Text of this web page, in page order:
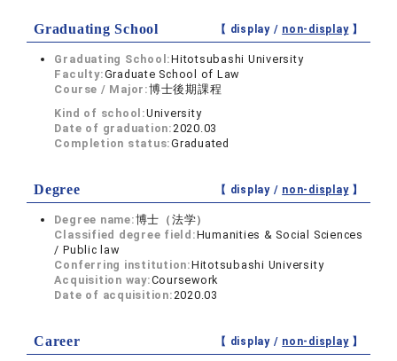
Graduating School 【 display / non-display】
Graduating School:Hitotsubashi University
Faculty:Graduate School of Law
Course / Major:博士後期課程
Kind of school:University
Date of graduation:2020.03
Completion status:Graduated
Degree 【 display / non-display】
Degree name:博士（法学）
Classified degree field:Humanities & Social Sciences
/ Public law
Conferring institution:Hitotsubashi University
Acquisition way:Coursework
Date of acquisition:2020.03
Career 【 display / non-display】